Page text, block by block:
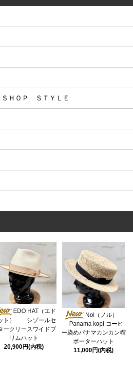
ＨＯＰ ＳＴＹＬＥ
EDO HAT（エド
ト） シゾールセ
ークリースワイドブ
リムハット
20,900円(内税)
Nol（ノル）
Panama kopi コーヒ
ー染めパナマカンカン帽
ボーターハット
11,000円(内税)